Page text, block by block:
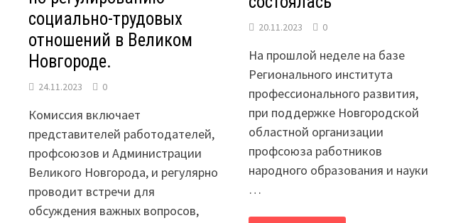
социально-трудовых
отношений в Великом
Новгороде.
24.11.2023 0
Комиссия включает
представителей работодателей,
профсоюзов и Администрации
Великого Новгорода, и регулярно
проводит встречи для
обсуждения важных вопросов,
20.11.2023 0
На прошлой неделе на базе
Регионального института
профессионального развития,
при поддержке Новгородской
областной организации
профсоюза работников
народного образования и науки
…